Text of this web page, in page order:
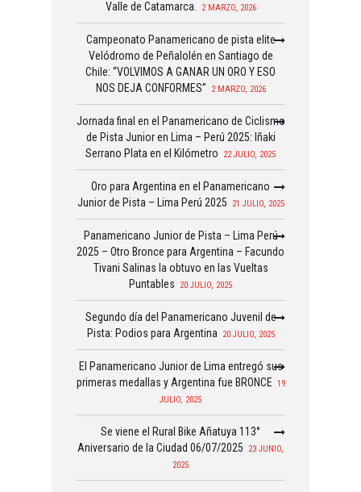
Valle de Catamarca.
2 MARZO, 2026
Campeonato Panamericano de pista elite
Velódromo de Peñalolén en Santiago de
Chile: “VOLVIMOS A GANAR UN ORO Y ESO
NOS DEJA CONFORMES”
2 MARZO, 2026
Jornada final en el Panamericano de Ciclismo
de Pista Junior en Lima – Perú 2025: Iñaki
Serrano Plata en el Kilómetro
22 JULIO, 2025
Oro para Argentina en el Panamericano
Junior de Pista – Lima Perú 2025
21 JULIO, 2025
Panamericano Junior de Pista – Lima Perú
2025 – Otro Bronce para Argentina – Facundo
Tivani Salinas la obtuvo en las Vueltas
Puntables
20 JULIO, 2025
Segundo día del Panamericano Juvenil de
Pista: Podios para Argentina 20 JULIO, 2025
El Panamericano Junior de Lima entregó sus
primeras medallas y Argentina fue BRONCE 19
JULIO, 2025
Se viene el Rural Bike Añatuya 113°
Aniversario de la Ciudad 06/07/2025
23 JUNIO,
2025